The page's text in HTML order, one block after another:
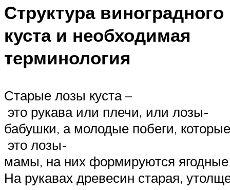
Структура виноградного
куста и необходимая
терминология
Старые лозы куста –
это рукава или плечи, или лозы-
бабушки, а молодые побеги,
это лозы-
мамы, на них формируются ягодные
На рукавах древесин старая,